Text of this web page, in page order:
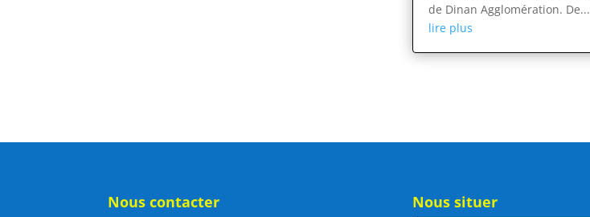
de Dinan Agglomération. De...
lire plus
Nous contacter Nous situer